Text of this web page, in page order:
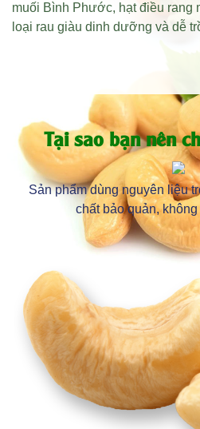
muối Bình Phước, hạt điều rang
loại rau giàu dinh dưỡng và dễ
Tại sao bạn nên
Sản phẩm dùng nguyên liệu
chất bảo quản,